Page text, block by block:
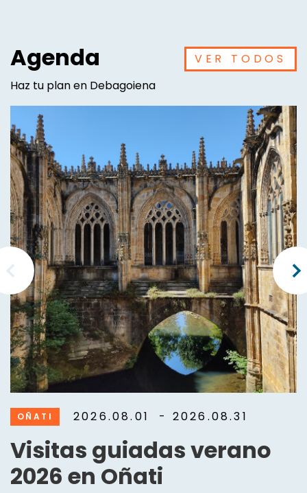
Agenda
Haz tu plan en Debagoiena
VER TODOS
OÑATI 2026.08.01 - 2026.08.31
Visitas guiadas verano
2026 en Oñati